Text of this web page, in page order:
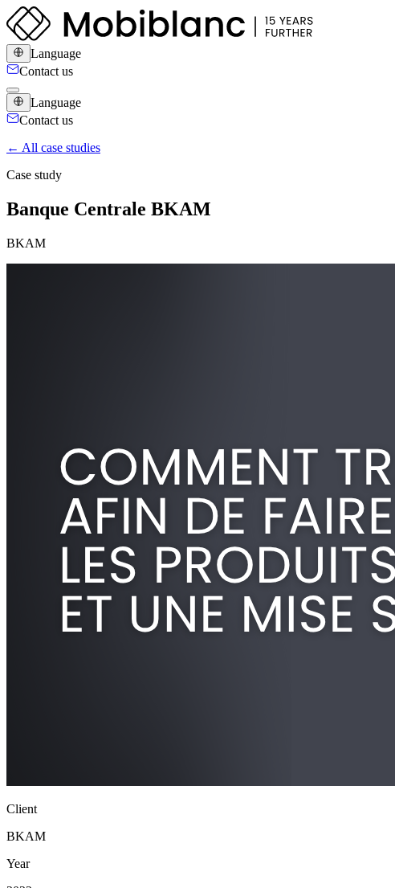
Language
Contact us
Language
Contact us
← All case studies
Case study
Banque Centrale BKAM
BKAM
Client
BKAM
Year